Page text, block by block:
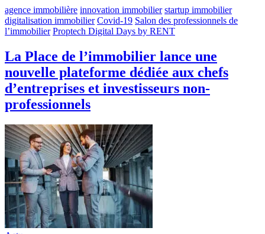
agence immobilière innovation immobilier startup immobilier
digitalisation immobilier Covid-19 Salon des professionnels de
l’immobilier Proptech Digital Days by RENT
La Place de l’immobilier lance une
nouvelle plateforme dédiée aux chefs
d’entreprises et investisseurs non-
professionnels